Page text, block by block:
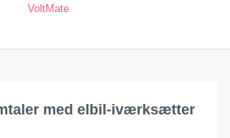
VoltMate
med elbil-iværksætter